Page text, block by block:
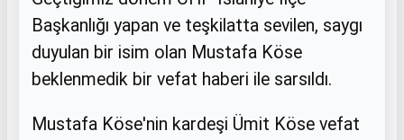
Başkanlığı yapan ve teşkilatta sevilen, saygı
duyulan bir isim olan Mustafa Köse
beklenmedik bir vefat haberi ile sarsıldı.
Mustafa Köse'nin kardeşi Ümit Köse vefat